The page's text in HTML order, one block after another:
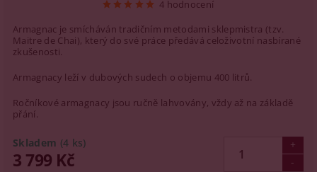
4 hodnocení
Armagnac je smícháván tradičním metodami sklepmistra (tzv.
Maitre de Chai), který do své práce předává celoživotní nasbírané
zkušenosti.
Armagnacy leží v dubových sudech o objemu 400 litrů.
Ročníkové armagnacy jsou ručně lahvovány, vždy až na základě
přání.
Skladem (4 ks)
3 799 Kč